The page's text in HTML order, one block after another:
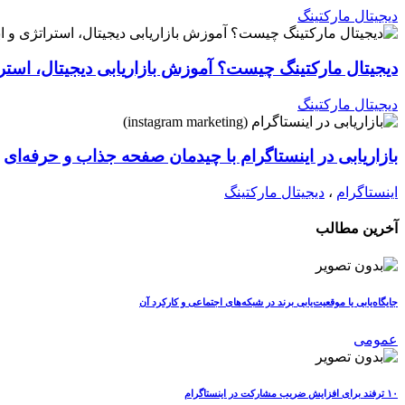
دیجیتال مارکتینگ
دیجیتال مارکتینگ چیست؟ آموزش بازاریابی دیجیتال،
دیجیتال مارکتینگ
بازاریابی در اینستاگرام با چیدمان صفحه جذاب و حرفه‌ای
اینستاگرام ، دیجیتال مارکتینگ
آخرین مطالب
جایگاه‌یابی یا موقعیت‌یابی برند در شبکه‌های اجتماعی و کارکرد آن
عمومی
۱۰ ترفند برای افزایش ضریب مشارکت در اینستاگرام